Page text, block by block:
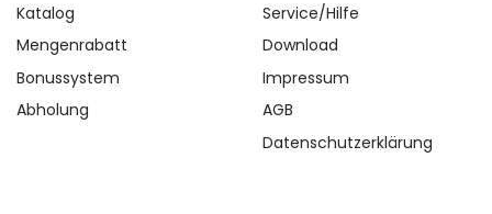
Katalog
Mengenrabatt
Bonussystem
Abholung
Service/Hilfe
Download
Impressum
AGB
Datenschutzerklärung